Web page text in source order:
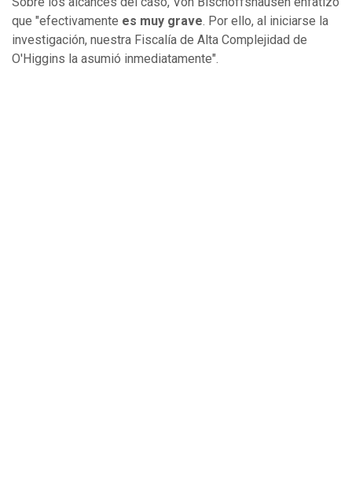
que "efectivamente es muy grave. Por ello, al iniciarse la
investigación, nuestra Fiscalía de Alta Complejidad de
O'Higgins la asumió inmediatamente".